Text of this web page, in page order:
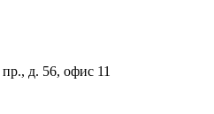
д. 56, офис 11